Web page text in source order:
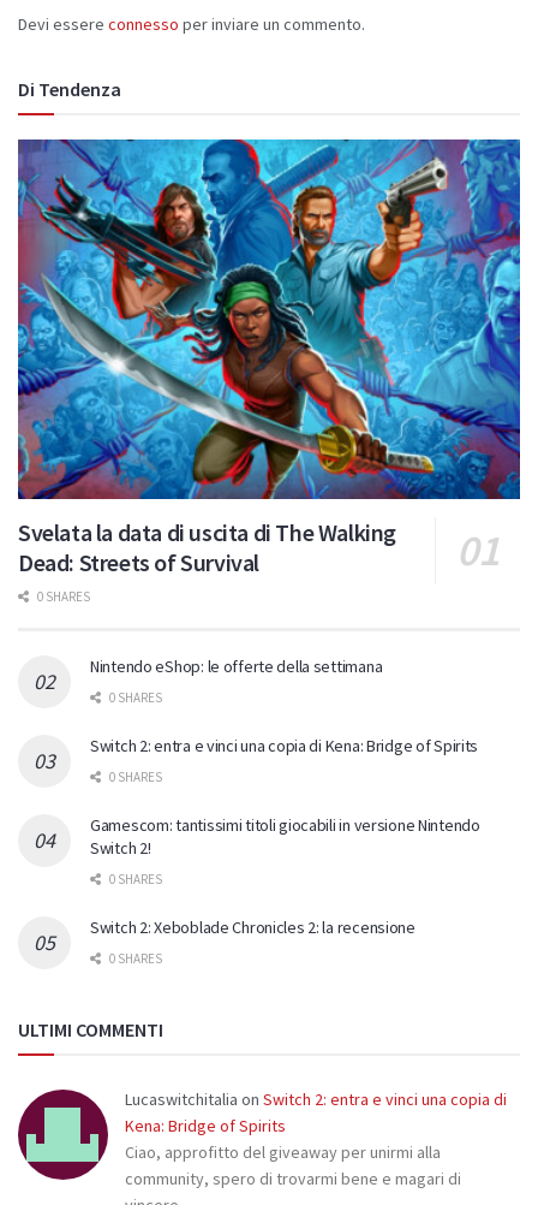
Devi essere connesso per inviare un commento.
Di Tendenza
Svelata la data di uscita di The Walking
Dead: Streets of Survival
0 SHARES
Nintendo eShop: le offerte della settimana
0 SHARES
Switch 2: entra e vinci una copia di Kena: Bridge of Spirits
0 SHARES
Gamescom: tantissimi titoli giocabili in versione Nintendo
Switch 2!
0 SHARES
Switch 2: Xeboblade Chronicles 2: la recensione
0 SHARES
ULTIMI COMMENTI
Lucaswitchitalia on Switch 2: entra e vinci una copia di
Kena: Bridge of Spirits
Ciao, approfitto del giveaway per unirmi alla
community, spero di trovarmi bene e magari di